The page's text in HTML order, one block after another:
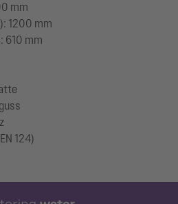
mm
1200 mm
610 mm
124)